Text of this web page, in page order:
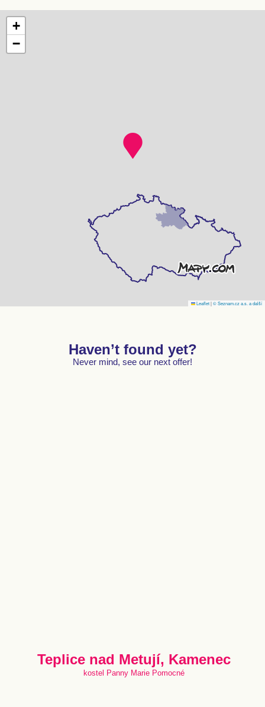
+
−
Leaflet|© Seznam.cz a.s. a další
Haven’t found yet?
Never mind, see our next offer!
Teplice nad Metují, Kamenec
kostel Panny Marie Pomocné